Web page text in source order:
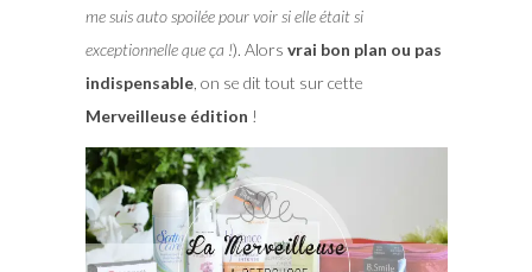
me suis auto spoilée pour voir si elle était si
exceptionnelle que ça !). Alors vrai bon plan ou pas
indispensable, on se dit tout sur cette
Merveilleuse édition !